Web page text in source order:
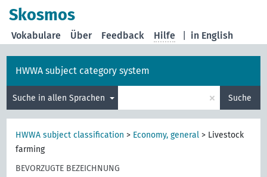
Skosmos
in English
Vokabulare Über Feedback Hilfe
HWWA subject category system
Suche in allen Sprachen × Suche
HWWA subject classification > Economy, general > Livestock
farming
BEVORZUGTE BEZEICHNUNG